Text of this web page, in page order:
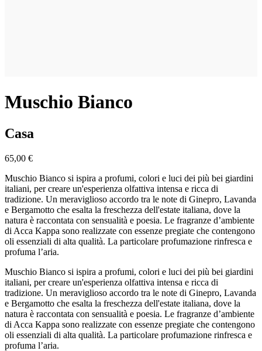
Muschio Bianco
Casa
65,00 €
Muschio Bianco si ispira a profumi, colori e luci dei più bei giardini
italiani, per creare un'esperienza olfattiva intensa e ricca di
tradizione. Un meraviglioso accordo tra le note di Ginepro, Lavanda
e Bergamotto che esalta la freschezza dell'estate italiana, dove la
natura è raccontata con sensualità e poesia. Le fragranze d’ambiente
di Acca Kappa sono realizzate con essenze pregiate che contengono
oli essenziali di alta qualità. La particolare profumazione rinfresca e
profuma l’aria.
Muschio Bianco si ispira a profumi, colori e luci dei più bei giardini
italiani, per creare un'esperienza olfattiva intensa e ricca di
tradizione. Un meraviglioso accordo tra le note di Ginepro, Lavanda
e Bergamotto che esalta la freschezza dell'estate italiana, dove la
natura è raccontata con sensualità e poesia. Le fragranze d’ambiente
di Acca Kappa sono realizzate con essenze pregiate che contengono
oli essenziali di alta qualità. La particolare profumazione rinfresca e
profuma l’aria.